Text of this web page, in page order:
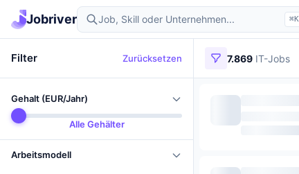
Jobriver ⌘K
Filter Zurücksetzen
Gehalt (EUR/Jahr)
Alle Gehälter
Arbeitsmodell
7.869 IT-Jobs